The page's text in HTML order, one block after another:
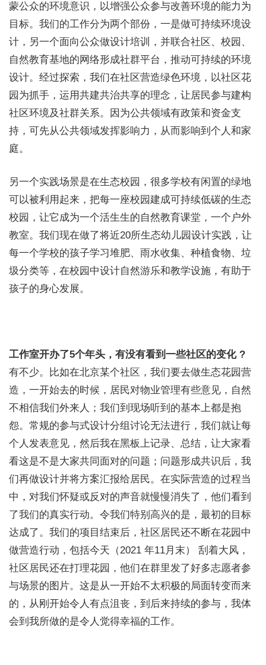
蒙公众的环境意识，以增强公众参与改善环境的能力为
目标。我们的工作分为两个部份，一是做可持续环境设
计，另一个面向公众做设计培训，并联合社区、校园、
自然教育基地的网络形成社群平台，推动可持续的环境
设计。经过探索，我们在社区营造绿色环境，以社区花
园为抓手，运用共建共治共享的理念，让居民参与建构
社区环境及社群关系。因为公共领域有政策和资金支
持，可先从公共领域发挥影响力，从而影响到个人和家
庭。
另一个实践场景是在生态校园，很多学校有闲置的绿地
可以被利用起来，把每一座校园建成可持续低碳的生态
校园，让它成为一个活生生的自然教育课堂，一个户外
教室。我们现在做了将近20所生态幼儿园设计实践，让
每一个学校的孩子学习堆肥、雨水收集、种植食物、垃
圾分类等，在校园中设计自然游乐和教学设施，有助于
孩子的身心发展。
工作室开办了5个年头，有没有看到一些社区的变化 ?
有不少。比如在北京某个社区，我们要去做生态花园营
造，一开始去的时候，居民对物业管理有些意见，自然
不相信我们外来人；我们到现场听到的基本上都是抱
怨。常规的参与式设计分组讨论无法进行，我们就让每
个人发表意见，然后我在黑板上记录、总结，让大家看
看这是不是大家共同面对的问题；问题形成共识后，我
们再做设计并将方案汇报给居民。在实际营造的过程当
中，对我们怀疑或反对的声音就慢慢消失了，他们看到
了我们的真实行动。令我们特别高兴的是，最初的目标
达成了。我们的项目结束后，社区居民还不断在花园中
做营造行动，包括今天（2021 年11月末） 刮着大风，
社区居民还在打理花园，他们在群里发了好多志愿者参
与场景的图片。这是从一开始不太积极的局面转变而来
的，从刚开始令人有点沮丧，到后来持续的参与，我体
会到我所做的是令人觉得幸福的工作。